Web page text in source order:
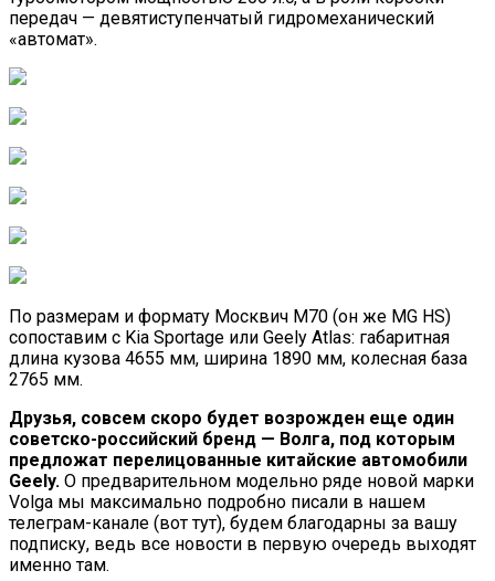
передач — девятиступенчатый гидромеханический
«автомат».
По размерам и формату Москвич М70 (он же MG HS)
сопоставим c Kia Sportage или Geely Atlas: габаритная
длина кузова 4655 мм, ширина 1890 мм, колесная база
2765 мм.
Друзья, совсем скоро будет возрожден еще один
советско-российский бренд — Волга, под которым
предложат перелицованные китайские автомобили
Geely. О предварительном модельно ряде новой марки
Volga мы максимально подробно писали в нашем
телеграм-канале (вот тут), будем благодарны за вашу
подписку, ведь все новости в первую очередь выходят
именно там.